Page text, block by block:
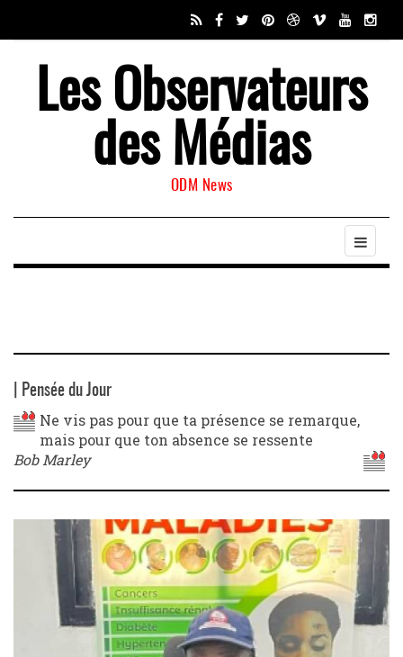
Les Observateurs
des Médias
ODM News
| Pensée du Jour
Ne vis pas pour que ta présence se remarque,
mais pour que ton absence se ressente
Bob Marley